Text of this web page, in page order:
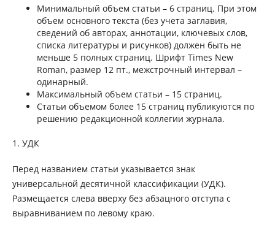
Минимальный объем статьи – 6 страниц. При этом
объем основного текста (без учета заглавия,
сведений об авторах, аннотации, ключевых слов,
списка литературы и рисунков) должен быть не
меньше 5 полных страниц. Шрифт Times New
Roman, размер 12 пт., межстрочный интервал –
одинарный.
Максимальный объем статьи – 15 страниц.
Статьи объемом более 15 страниц публикуются по
решению редакционной коллегии журнала.
1. УДК
Перед названием статьи указывается знак
универсальной десятичной классификации (УДК).
Размещается слева вверху без абзацного отступа с
выравниванием по левому краю.